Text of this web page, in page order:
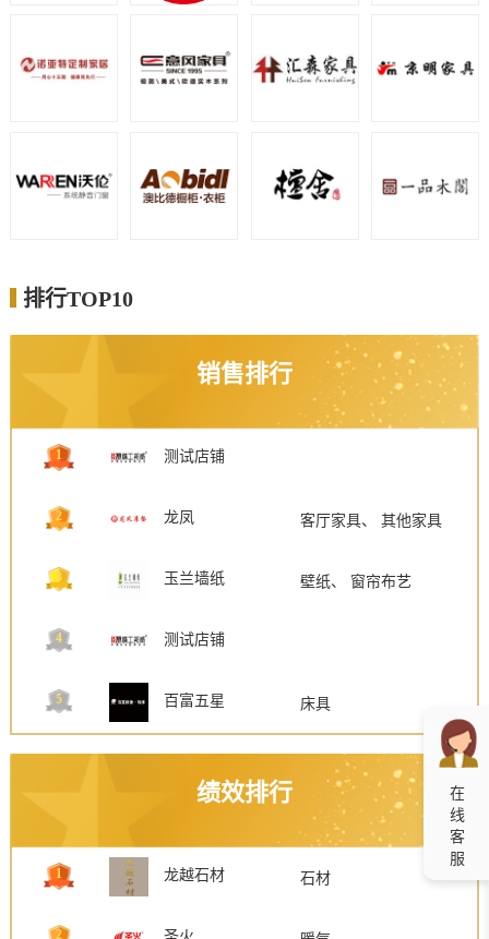
在
线
客
服
排行TOP10
销售排行
1 测试店铺
2 龙凤 客厅家具、 其他家具
3 玉兰墙纸 壁纸、 窗帘布艺
4 测试店铺
5 百富五星 床具
绩效排行
1 龙越石材 石材
2